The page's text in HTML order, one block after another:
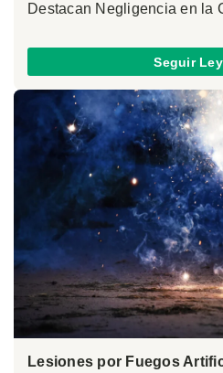
Destacan Negligencia en la
Seguir
Lesiones por Fuegos